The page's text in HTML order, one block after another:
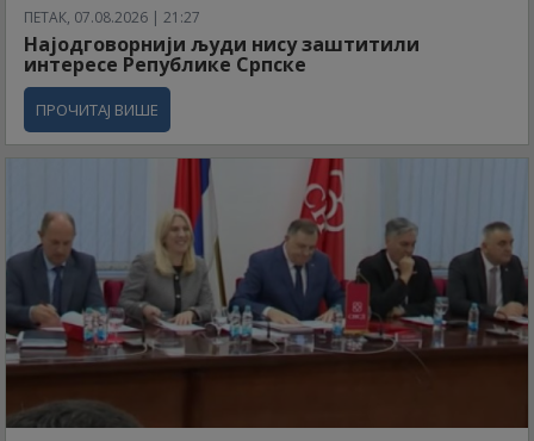
ПЕТАК, 07.08.2026 | 21:27
Најодговорнији људи нису заштитили
интересе Републике Српске
ПРОЧИТАЈ ВИШЕ